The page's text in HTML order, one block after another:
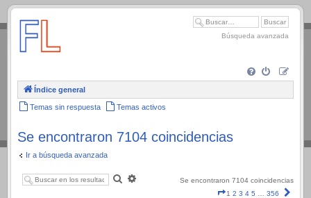
.
Búsqueda avanzada
Índice general
Temas sin respuesta Temas activos
Se encontraron 7104 coincidencias
Ir a búsqueda avanzada
Buscar
Se encontraron 7104 coincidencias
Página
1 2 3 4 5 356